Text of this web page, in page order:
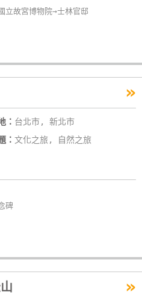
立故宮博物院→士林官邸
»
： 台北市, 新北市
： 文化之旅, 自然之旅
碑
»